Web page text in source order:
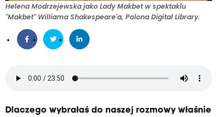
Helena Modrzejewska jako Lady Makbet w spektaklu
"Makbet" Williama Shakespeare'a, Polona Digital Library.
Dlaczego wybrałaś do naszej rozmowy właśnie